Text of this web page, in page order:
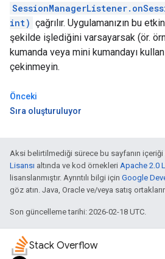
int) çağrılır. Uygulamanızın bu
şekilde işlediğini varsayarsak (ör.
kumanda veya mini kumandayı
çekinmeyin.
Önceki
Sıra oluşturuluyor
Aksi belirtilmediği sürece bu sayfanın içeriği
Lisansı altında ve kod örnekleri Apache 2.0
lisanslanmıştır. Ayrıntılı bilgi için Google
göz atın. Java, Oracle ve/veya satış
Son güncelleme tarihi: 2026-02-18 UTC.
Stack Overflow